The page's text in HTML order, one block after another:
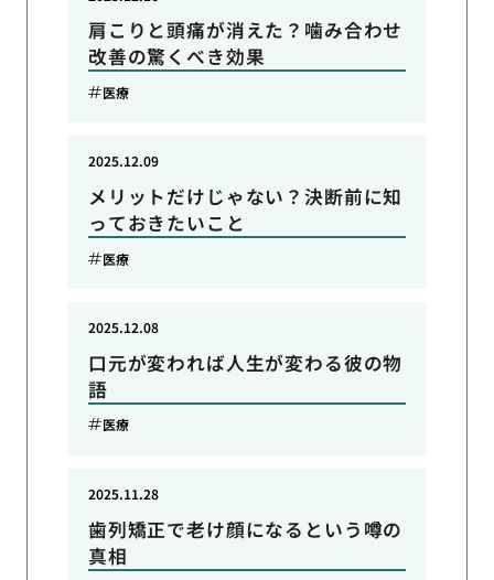
肩こりと頭痛が消えた？噛み合わせ
改善の驚くべき効果
医療
メリットだけじゃない？決断前に知
っておきたいこと
2025.12.09
医療
口元が変われば人生が変わる彼の物
語
2025.12.08
医療
歯列矯正で老け顔になるという噂の
真相
2025.11.28